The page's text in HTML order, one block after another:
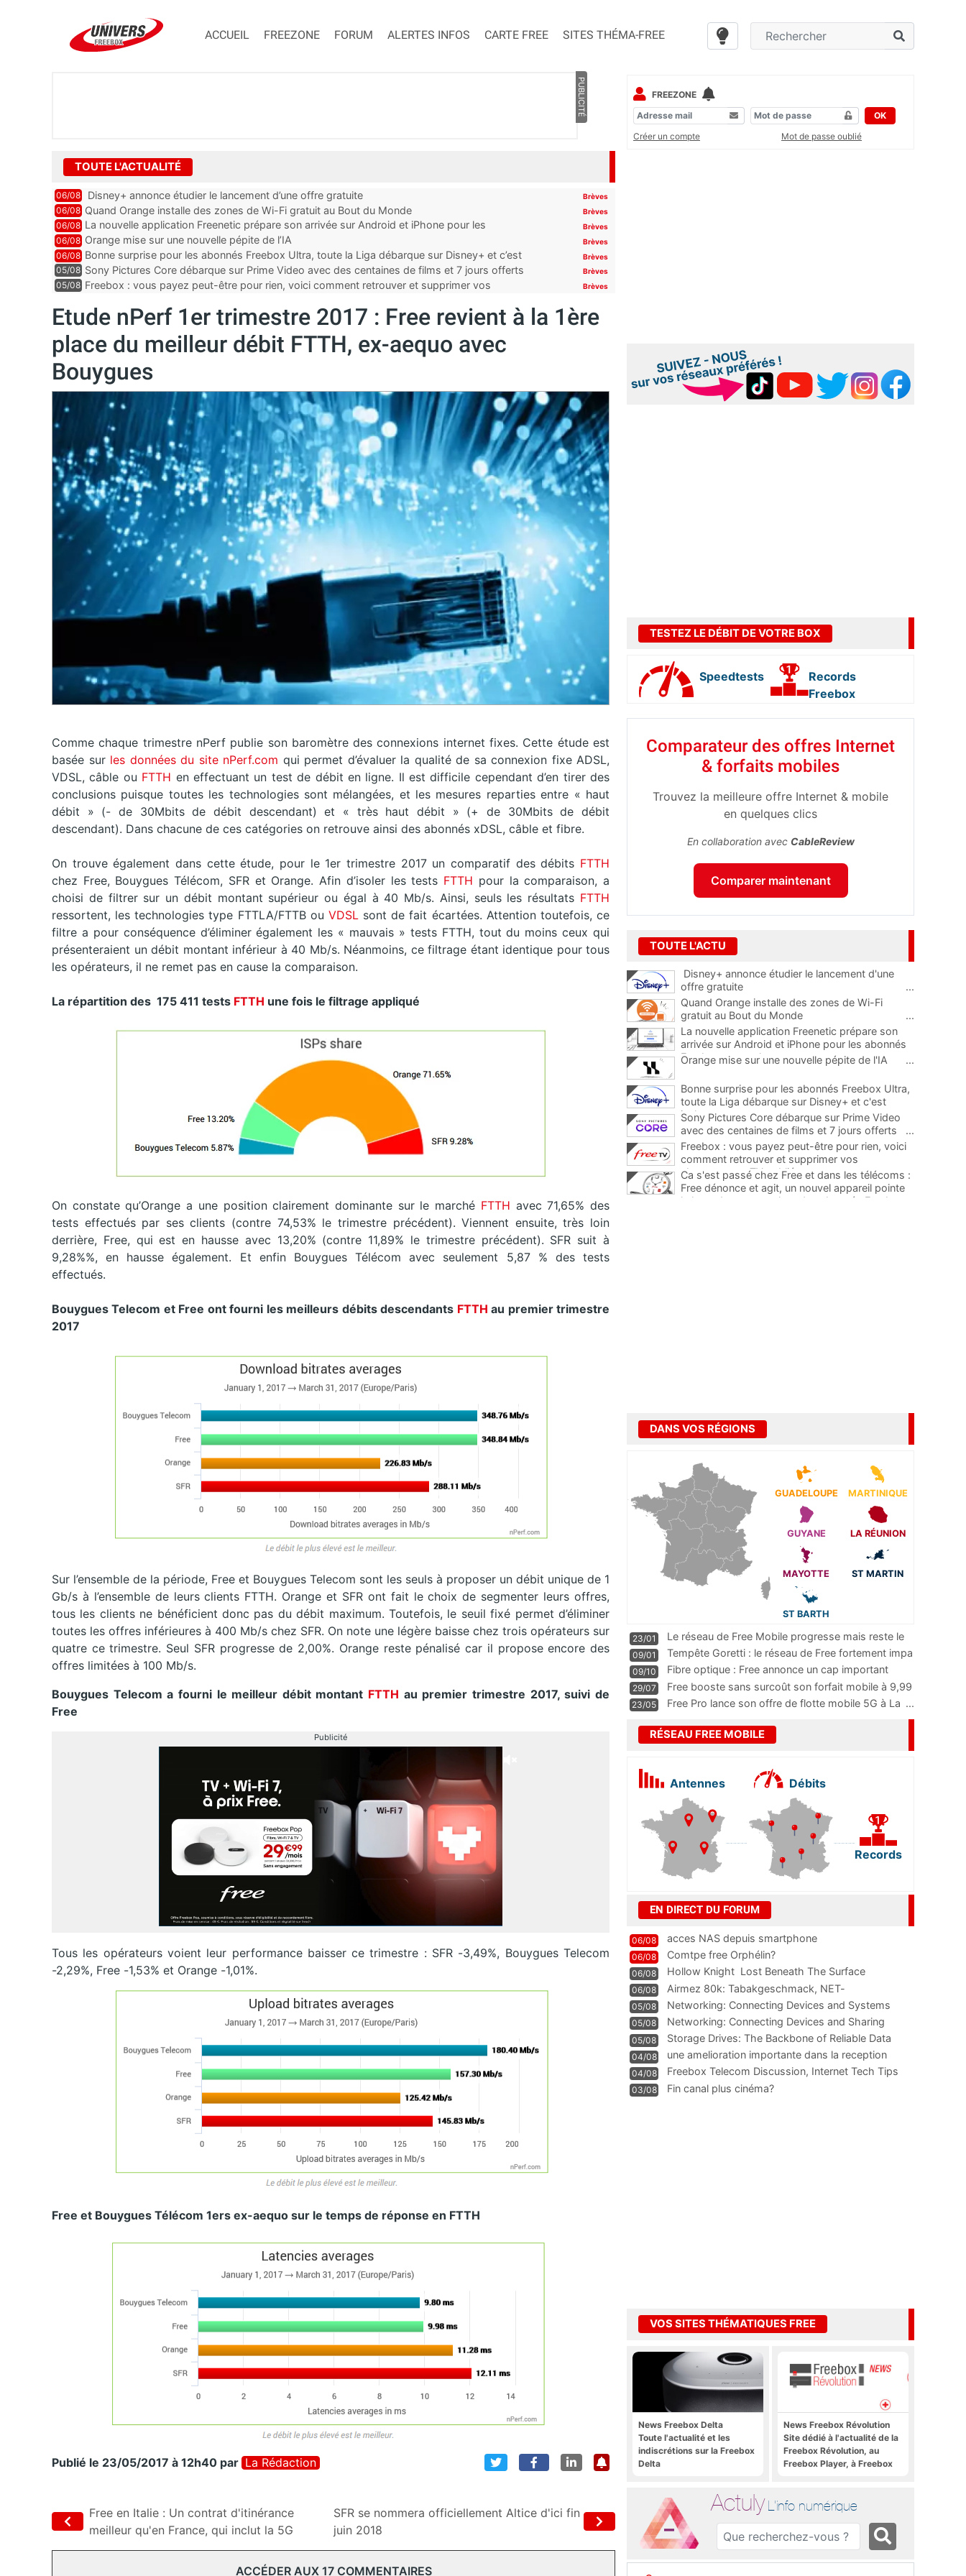
ACCUEIL FREEZONE FORUM ALERTES INFOS CARTE FREE SITES THÉMA-FREE
PUBLICITÉ
TOUTE L'ACTUALITÉ
06/08 Disney+ annonce étudier le lancement d’une offre gratuite Brèves
06/08 Quand Orange installe des zones de Wi-Fi gratuit au Bout du Monde Brèves
06/08 La nouvelle application Freenetic prépare son arrivée sur Android et iPhone pour les
abonnés Freebox, testez la
Brèves
06/08 Orange mise sur une nouvelle pépite de l’IA Brèves
06/08 Bonne surprise pour les abonnés Freebox Ultra, toute la Liga débarque sur Disney+ et c’est
inclus
Brèves
05/08 Sony Pictures Core débarque sur Prime Video avec des centaines de films et 7 jours offerts Brèves
05/08 Freebox : vous payez peut-être pour rien, voici comment retrouver et supprimer vos
Brèves
Etude nPerf 1er trimestre 2017 : Free revient à la 1ère
place du meilleur débit FTTH, ex-aequo avec
Bouygues
Comme chaque trimestre nPerf publie son baromètre des connexions internet fixes. Cette étude est
basée sur les données du site nPerf.com qui permet d’évaluer la qualité de sa connexion fixe ADSL,
VDSL, câble ou FTTH en effectuant un test de débit en ligne. Il est difficile cependant d’en tirer des
conclusions puisque toutes les technologies sont mélangées, et les mesures reparties entre « haut
débit » (- de 30Mbits de débit descendant) et « très haut débit » (+ de 30Mbits de débit
descendant). Dans chacune de ces catégories on retrouve ainsi des abonnés xDSL, câble et fibre.
On trouve également dans cette étude, pour le 1er trimestre 2017 un comparatif des débits FTTH
chez Free, Bouygues Télécom, SFR et Orange. Afin d’isoler les tests FTTH pour la comparaison, a
choisi de filtrer sur un débit montant supérieur ou égal à 40 Mb/s. Ainsi, seuls les résultats FTTH
ressortent, les technologies type FTTLA/FTTB ou VDSL sont de fait écartées. Attention toutefois, ce
filtre a pour conséquence d’éliminer également les « mauvais » tests FTTH, tout du moins ceux qui
présenteraient un débit montant inférieur à 40 Mb/s. Néanmoins, ce filtrage étant identique pour tous
les opérateurs, il ne remet pas en cause la comparaison.
La répartition des 175 411 tests FTTH une fois le filtrage appliqué
On constate qu’Orange a une position clairement dominante sur le marché FTTH avec 71,65% des
tests effectués par ses clients (contre 74,53% le trimestre précédent). Viennent ensuite, très loin
derrière, Free, qui est en hausse avec 13,20% (contre 11,89% le trimestre précédent). SFR suit à
9,28%%, en hausse également. Et enfin Bouygues Télécom avec seulement 5,87 % des tests
effectués.
Bouygues Telecom et Free ont fourni les meilleurs débits descendants FTTHau premier trimestre
2017
Sur l’ensemble de la période, Free et Bouygues Telecom sont les seuls à proposer un débit unique de 1
Gb/s à l’ensemble de leurs clients FTTH. Orange et SFR ont fait le choix de segmenter leurs offres,
tous les clients ne bénéficient donc pas du débit maximum. Toutefois, le seuil fixé permet d’éliminer
toutes les offres inférieures à 400 Mb/s chez SFR. On note une légère baisse chez trois opérateurs sur
quatre ce trimestre. Seul SFR progresse de 2,00%. Orange reste pénalisé car il propose encore des
offres limitées à 100 Mb/s.
Bouygues Telecom a fourni le meilleur débit montant FTTH au premier trimestre 2017, suivi de
Free
Publicité
Tous les opérateurs voient leur performance baisser ce trimestre : SFR -3,49%, Bouygues Telecom
-2,29%, Free -1,53% et Orange -1,01%.
Free et Bouygues Télécom 1ers ex-aequo sur le temps de réponse en FTTH
Publié le 23/05/2017 à 12h40 par La Rédaction
Free en Italie : Un contrat d'itinérance
meilleur qu'en France, qui inclut la 5G
SFR se nommera officiellement Altice d'ici fin
juin 2018
ACCÉDER AUX 17 COMMENTAIRES
FREEZONE
OK
Créer un compte
Mot de passe oublié
TESTEZ LE DÉBIT DE VOTRE BOX
Speedtests
Records
Freebox
Comparateur des offres Internet
& forfaits mobiles
Trouvez la meilleure offre Internet & mobile
en quelques clics
En collaboration avec CableReview
Comparer maintenant
TOUTE L'ACTU
Disney+ annonce étudier le lancement d'une
offre gratuite
...
Quand Orange installe des zones de Wi-Fi
gratuit au Bout du Monde
...
La nouvelle application Freenetic prépare son
arrivée sur Android et iPhone pour les abonnés
Freebox, testez la
Orange mise sur une nouvelle pépite de l'IA ...
Bonne surprise pour les abonnés Freebox Ultra,
toute la Liga débarque sur Disney+ et c'est
inclus
Sony Pictures Core débarque sur Prime Video
avec des centaines de films et 7 jours offerts
...
Freebox : vous payez peut-être pour rien, voici
comment retrouver et supprimer vos
abonnements TV oubliés
...
Ca s'est passé chez Free et dans les télécoms :
Free dénonce et agit, un nouvel appareil pointe
le bout de son nez chez des abonnés Freebox...
DANS VOS RÉGIONS
GUADELOUPE MARTINIQUE
GUYANE LA RÉUNION
MAYOTTE ST MARTIN
ST BARTH
23/01
Le réseau de Free Mobile progresse mais reste le
m
...
09/01
Tempête Goretti : le réseau de Free fortement impa
09/10
Fibre optique : Free annonce un cap important
pass
...
29/07
Free booste sans surcoût son forfait mobile à 9,99
23/05 Free Pro lance son offre de flotte mobile 5G à La ...
RÉSEAU FREE MOBILE
Antennes Débits
Records
EN DIRECT DU FORUM
06/08 acces NAS depuis smartphone
06/08 Comtpe free Orphélin?
06/08 Hollow Knight  Lost Beneath The Surface
06/08
Airmez 80k: Tabakgeschmack, NET-
Technologie und Leistung im
05/08 Networking: Connecting Devices and Systems
05/08
Networking: Connecting Devices and Sharing
Information
05/08
Storage Drives: The Backbone of Reliable Data
Management
04/08
une amelioration importante dans la reception
WIFI
04/08
Freebox Telecom Discussion, Internet Tech Tips
Communi
03/08 Fin canal plus cinéma?
VOS SITES THÉMATIQUES FREE
News Freebox Delta
Toute l'actualité et les
indiscrétions sur la Freebox
Delta
News Freebox Révolution
Site dédié à l'actualité de la
Freebox Révolution, au
Freebox Player, à Freebox
Actuly L'info numérique